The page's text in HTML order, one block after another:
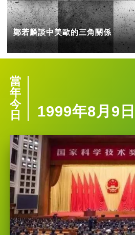
鄭若麟談中美歐的三角關係
當
年
今
日
1999年8月9日